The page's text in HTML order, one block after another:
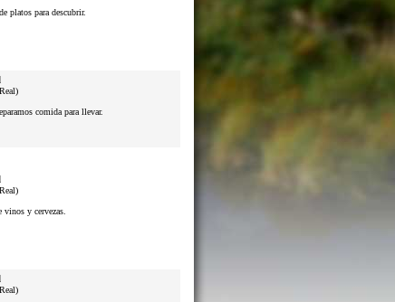
platos para descubrir.
comida para llevar.
y cervezas.